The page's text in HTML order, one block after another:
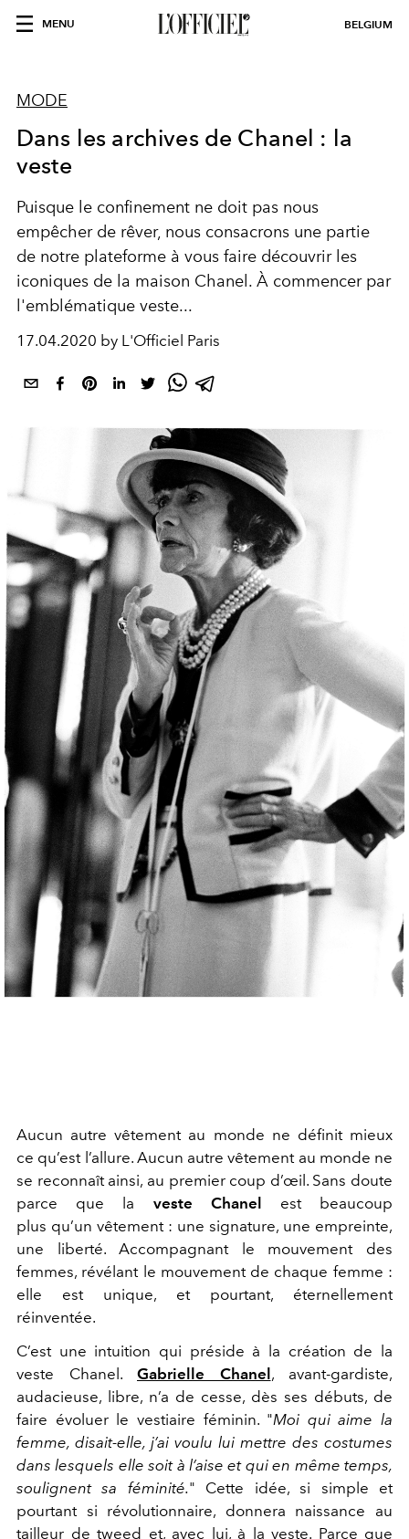
MENU BELGIUM
MODE
Dans les archives de Chanel : la
veste
Puisque le confinement ne doit pas nous
empêcher de rêver, nous consacrons une partie
de notre plateforme à vous faire découvrir les
iconiques de la maison Chanel. À commencer par
l'emblématique veste...
17.04.2020 by L'Officiel Paris
Aucun autre vêtement au monde ne définit mieux
ce qu’est l’allure. Aucun autre vêtement au monde ne
se reconnaît ainsi, au premier coup d’œil. Sans doute
parce que la veste Chanel
est beaucoup
plus qu’un vêtement : une signature, une empreinte,
une liberté. Accompagnant le mouvement des
femmes, révélant le mouvement de chaque femme :
elle est unique, et pourtant, éternellement
réinventée.
C’est une intuition qui préside à la création de la
veste Chanel. Gabrielle Chanel , avant-gardiste,
audacieuse, libre, n’a de cesse, dès ses débuts, de
faire évoluer le vestiaire féminin. "Moi qui aime la
femme, disait-elle, j’ai voulu lui mettre des costumes
dans lesquels elle soit à l’aise et qui en même temps,
soulignent sa féminité." Cette idée, si simple et
pourtant si révolutionnaire, donnera naissance au
tailleur de tweed et, avec lui, à la veste. Parce que